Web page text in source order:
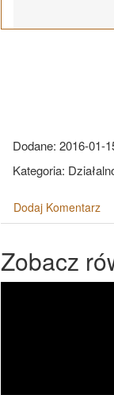
Dodane: 2016-01-
Kategoria:
Dodaj Komentarz
Zobacz